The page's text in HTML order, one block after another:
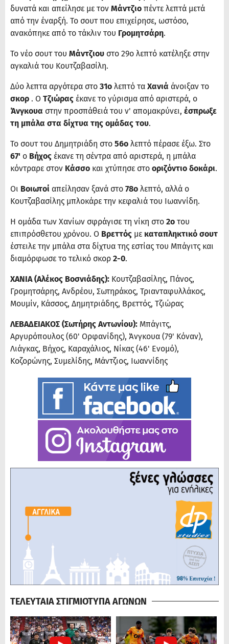
δυνατά και απείλησε με τον Μάντζιο πέντε λεπτά μετά
από την έναρξή. Το σουτ που επιχείρησε, ωστόσο,
ανακόπηκε από το τάκλιν του Γρομητσάρη.
Το νέο σουτ του Μάντζιου στο 29ο λεπτό κατέληξε στην
αγκαλιά του Κουτζαβασίλη.
Δύο λεπτα αργότερα στο 31ο λεπτό τα Χανιά άνοιξαν το
σκορ . Ο Τζιώρας έκανε το γύρισμα από αριστερά, ο
Άνγκουα στην προσπάθειά του ν' απομακρύνει, έσπρωξε
τη μπάλα στα δίχτυα της ομάδας του.
Το σουτ του Δημητριάδη στο 56ο λεπτό πέρασε έξω. Στο
67' ο Βήχος έκανε τη σέντρα από αριστερά, η μπάλα
κόντραρε στον Κάσσο και χτύπησε στο οριζόντιο δοκάρι.
Οι Βοιωτοί απείλησαν ξανά στο 78ο λεπτό, αλλά ο
Κουτζαβασίλης μπλοκάρε την κεφαλιά του Ιωαννίδη.
Η ομάδα των Χανίων σφράγισε τη νίκη στο 2ο του
επιπρόσθετου χρόνου. Ο Βρεττός με καταπληκτικό σουτ
έστειλε την μπάλα στα δίχτυα της εστίας του Μπάγιτς και
διαμόρφωσε το τελικό σκορ 2-0.
ΧΑΝΙΑ (Αλέκος Βοσνιάδης): Κουτζαβασίλης, Πάνος,
Γρομητσάρης, Ανδρέου, Σωτηράκος, Τριανταφυλλάκος,
Μουμίν, Κάσσος, Δημητριάδης, Βρεττός, Τζιώρας
ΛΕΒΑΔΕΙΑΚΟΣ (Σωτήρης Αντωνίου): Μπάγιτς,
Αργυρόπουλος (60' Ορφανίδης), Άνγκουα (79' Κόναν),
Λιάγκας, Βήχος, Καραχάλιος, Νίκας (46' Ενομό),
Κοζορώνης, Συμελίδης, Μάντζιος, Ιωαννίδης
ΤΕΛΕΥΤΑΙΑ ΣΤΙΓΜΙΟΤΥΠΑ ΑΓΩΝΩΝ